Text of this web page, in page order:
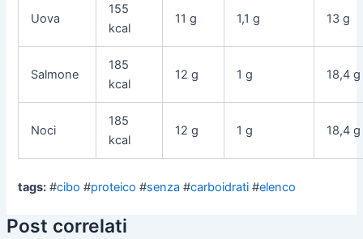
Uova
155
kcal
11 g 1,1 g 13 g
Salmone
185
kcal
12 g 1 g 18,4 g
Noci
185
kcal
12 g 1 g 18,4 g
tags: #cibo #proteico #senza #carboidrati #elenco
Post correlati